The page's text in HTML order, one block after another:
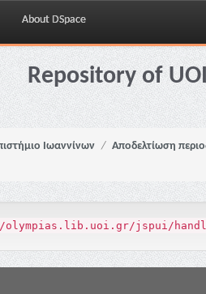
About DSpace
Repository of
Ιωαννίνων Αποδελτίωση
jspui/handle/